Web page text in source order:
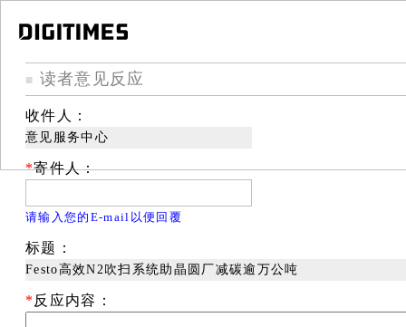
■ 读者意见反应
收件人：
意见服务中心
*寄件人：
请输入您的E-mail以便回覆
标题：
Festo高效N2吹扫系统助晶圆厂减碳逾万公吨
* 反应内容：